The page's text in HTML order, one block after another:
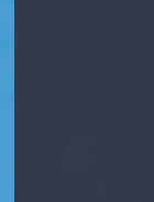
BİLİM-
Son